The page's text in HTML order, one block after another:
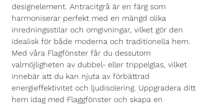
designelement. Antracitgrå är en färg som
harmoniserar perfekt med en mängd olika
inredningsstilar och omgivningar, vilket gör den
idealisk för både moderna och traditionella hem.
Med våra Flagfönster får du dessutom
valmöjligheten av dubbel- eller trippelglas, vilket
innebär att du kan njuta av förbättrad
energieffektivitet och ljudisolering. Uppgradera ditt
hem idag med Flaggfönster och skapa en